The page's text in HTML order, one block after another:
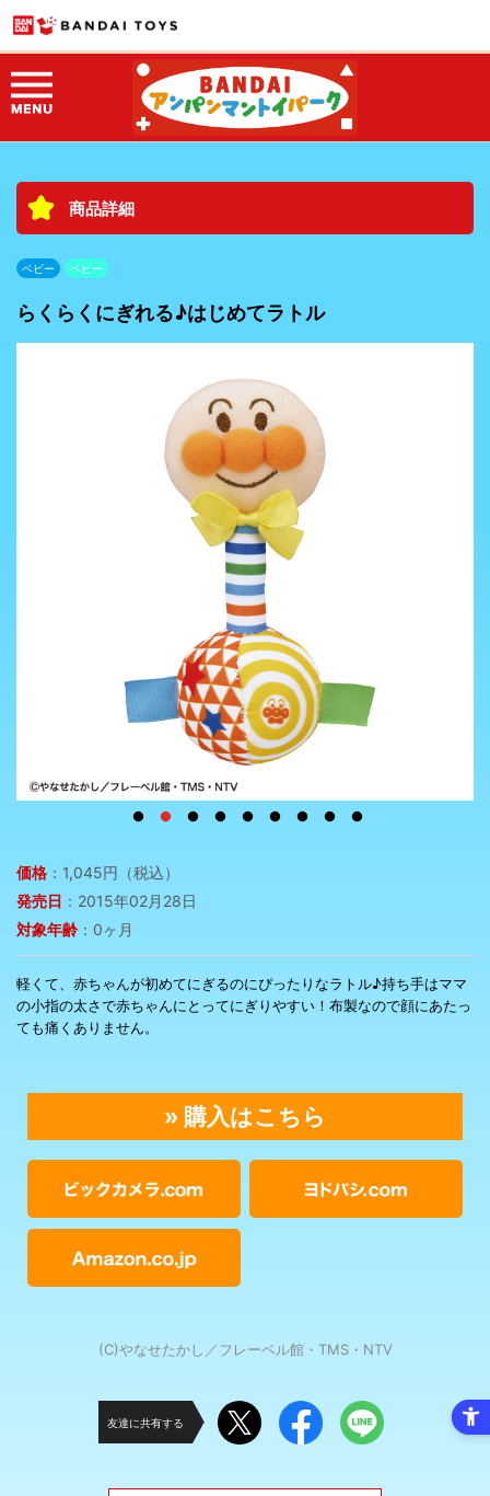
商品詳細
ベビー ベビー
らくらくにぎれる♪はじめてラトル
価格 ：1,045円（税込）
発売日 ：2015年02月28日
対象年齢 ：0ヶ月
軽くて、赤ちゃんが初めてにぎるのにぴったりなラトル♪持ち手はママ
の小指の太さで赤ちゃんにとってにぎりやすい！布製なので顔にあたっ
ても痛くありません。
» 購入はこちら
(C)やなせたかし／フレーベル館・TMS・NTV
友達に共有する